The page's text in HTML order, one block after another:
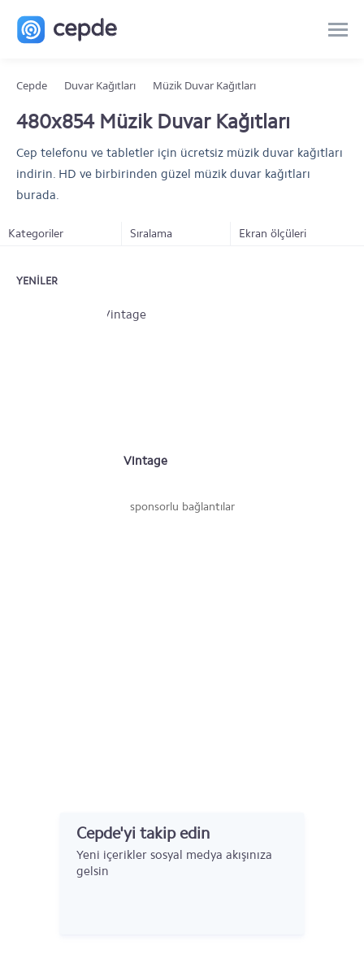
Cepde Duvar Kağıtları Müzik Duvar Kağıtları
480x854 Müzik Duvar Kağıtları
Cep telefonu ve tabletler için ücretsiz müzik duvar kağıtları
indirin. HD ve birbirinden güzel müzik duvar kağıtları
burada.
Kategoriler Sıralama Ekran ölçüleri
YENILER
Vintage
sponsorlu bağlantılar
Cepde'yi takip edin
Yeni içerikler sosyal medya akışınıza
gelsin